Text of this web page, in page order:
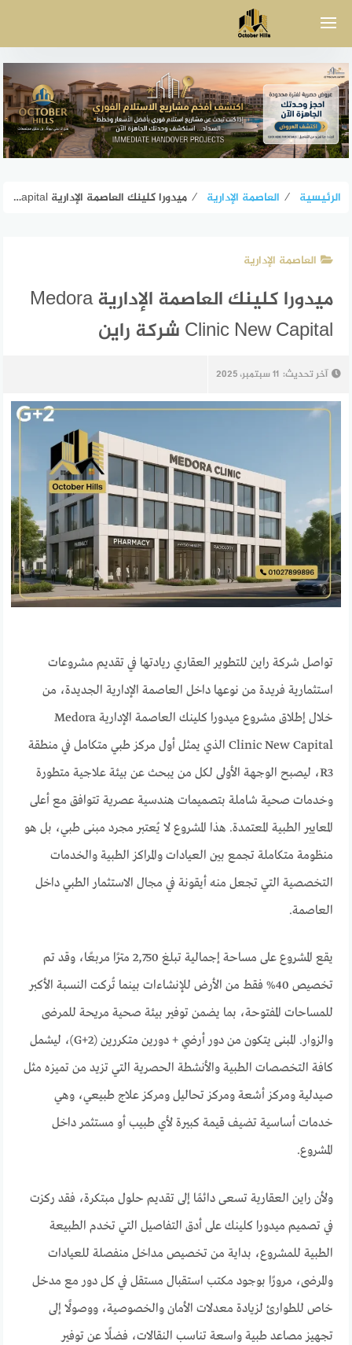
الرئيسية ⁄ العاصمة الإدارية ⁄ ميدورا كلينك العاصمة الإدارية Medora Clinic New Capital شركة راين
العاصمة الإدارية
ميدورا كلينك العاصمة الإدارية Medora
Clinic New Capital شركة راين
آخر تحديث: 11 سبتمبر، 2025
تواصل شركة راين للتطوير العقاري ريادتها في تقديم مشروعات
استثمارية فريدة من نوعها داخل العاصمة الإدارية الجديدة، من
خلال إطلاق مشروع ميدورا كلينك العاصمة الإدارية Medora
Clinic New Capital الذي يمثل أول مركز طبي متكامل في منطقة
R3، ليصبح الوجهة الأولى لكل من يبحث عن بيئة علاجية متطورة
وخدمات صحية شاملة بتصميمات هندسية عصرية تتوافق مع أعلى
المعايير الطبية المعتمدة. هذا المشروع لا يُعتبر مجرد مبنى طبي، بل هو
منظومة متكاملة تجمع بين العيادات والمراكز الطبية والخدمات
التخصصية التي تجعل منه أيقونة في مجال الاستثمار الطبي داخل
العاصمة.
يقع المشروع على مساحة إجمالية تبلغ 2,750 مترًا مربعًا، وقد تم
تخصيص 40% فقط من الأرض للإنشاءات بينما تُركت النسبة الأكبر
للمساحات المفتوحة، بما يضمن توفير بيئة صحية مريحة للمرضى
والزوار. المبنى يتكون من دور أرضي + دورين متكررين (G+2)، ليشمل
كافة التخصصات الطبية والأنشطة الحصرية التي تزيد من تميزه مثل
صيدلية ومركز أشعة ومركز تحاليل ومركز علاج طبيعي، وهي
خدمات أساسية تضيف قيمة كبيرة لأي طبيب أو مستثمر داخل
المشروع.
ولأن راين العقارية تسعى دائمًا إلى تقديم حلول مبتكرة، فقد ركزت
في تصميم ميدورا كلينك على أدق التفاصيل التي تخدم الطبيعة
الطبية للمشروع، بداية من تخصيص مداخل منفصلة للعيادات
والمرضى، مرورًا بوجود مكتب استقبال مستقل في كل دور مع مدخل
خاص للطوارئ لزيادة معدلات الأمان والخصوصية، ووصولًا إلى
تجهيز مصاعد طبية واسعة تناسب النقالات، فضلًا عن توفير